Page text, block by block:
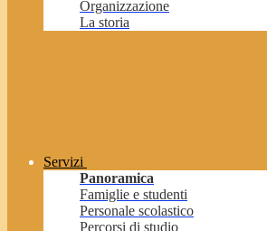
Organizzazione
La storia
Servizi
Panoramica
Famiglie e studenti
Personale scolastico
Percorsi di studio